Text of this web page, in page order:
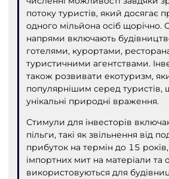
потоку туристів, який досягає
одного мільйона осіб щорічно.
напрями включають
готелями, курортами,
туристичними агентствами.
також розвивати екотуризм,
популярнішим серед туристів,
унікальні природні враження.
Стимули для інвесторів
пільги, такі як звільнення від
прибуток на термін до 15 років,
імпортних мит на матеріали та
використовуються для